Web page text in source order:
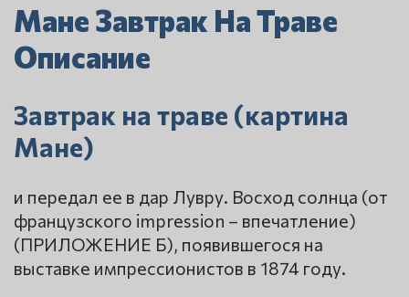
Мане Завтрак На Траве
Описание
Завтрак на траве (картина
Мане)
и передал ее в дар Лувру. Восход солнца (от
французского impression – впечатление)
(ПРИЛОЖЕНИЕ Б), появившегося на
выставке импрессионистов в 1874 году.